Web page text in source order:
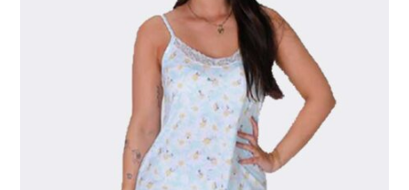
se
pueden
elegir
en
la
página
de
producto